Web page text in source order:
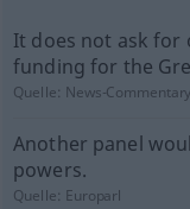
It does not ask for
funding for the
Quelle: News-Commentary
Another panel
powers.
Quelle: Europarl